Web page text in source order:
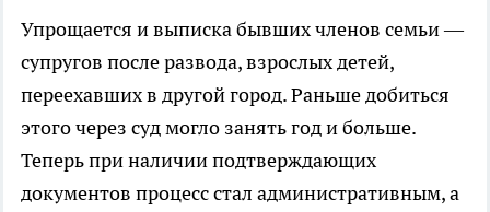
Упрощается и выписка бывших членов семьи —
супругов после развода, взрослых детей,
переехавших в другой город. Раньше добиться
этого через суд могло занять год и больше.
Теперь при наличии подтверждающих
документов процесс стал административным, а